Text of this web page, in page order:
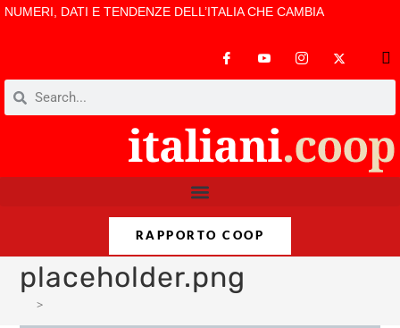
NUMERI, DATI E TENDENZE DELL’ITALIA CHE CAMBIA
RAPPORTO COOP
placeholder.png
>